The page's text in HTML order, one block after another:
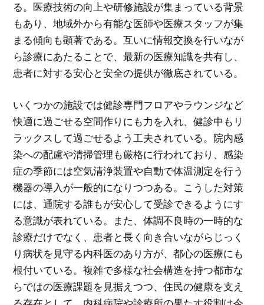
る。医療技術の向上や研修施設が集まっている背景
もあり、地域外から有能な医師や医療スタッフが集
まる傾向も顕著である。互いに情報交換を行いなが
ら診療にあたることで、最新の医療知識を共有し、
患者に対する安心と安全の提供が徹底されている。
いくつかの施設では健診専門フロアやラウンジなど
快適に過ごせる空間作りにも力を入れ、健診中もリ
ラックスして過ごせるよう工夫されている。院内感
染への配慮や清掃管理も厳格に行われており、感染
症の季節には空気清浄装置や自動で体温測定を行う
機器の導入が一般的になりつつある。こうした対策
には、通院する誰もが安心して受診できるようにす
る意識が表れている。また、体調不良時の一時的な
診療だけでなく、患者と長く向き合いながらじっく
り病状を見守る内科医のあり方が、都心の医療にも
根付いている。複雑で多様な社会構造を持つ都市な
らではの医療課題を見据えつつ、住民の健康を支え